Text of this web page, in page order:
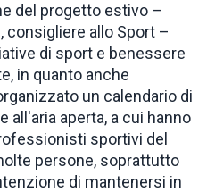
del progetto estivo –
consigliere allo Sport –
di sport e benessere
in quanto anche
un calendario di
all'aria aperta, a cui hanno
sportivi del
persone, soprattutto
di mantenersi in